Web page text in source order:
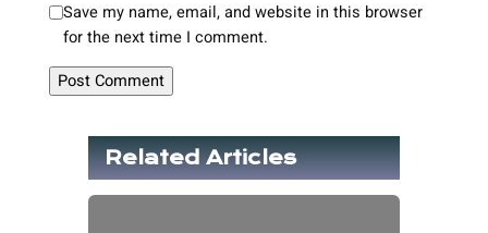
Save my name, email, and website in this browser
for the next time I comment.
Related Articles